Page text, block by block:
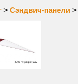
> Сэндвич-панели >